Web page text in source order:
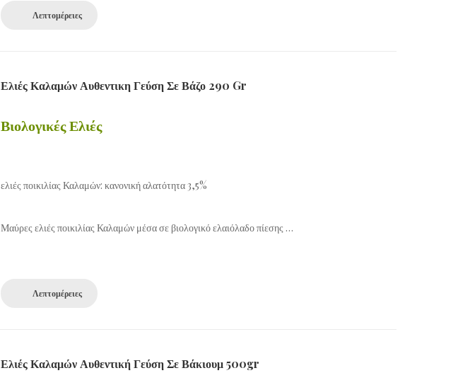
Λεπτομέρειες
Ελιές Καλαμών Αυθεντικη Γεύση Σε Βάζο 290 Gr
Βιολογικές Ελιές
ελιές ποικιλίας Καλαμών: κανονική αλατότητα 3,5%
Μαύρες ελιές ποικιλίας Καλαμών μέσα σε βιολογικό ελαιόλαδο πίεσης …
Λεπτομέρειες
Ελιές Καλαμών Αυθεντική Γεύση Σε Βάκιουμ 500gr